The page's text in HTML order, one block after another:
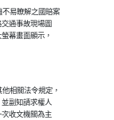
不易瞭解之國賠案
交通事故現場圖
幕畫面顯示，
相關法令規定，
並副知請求權人
次收文機關為主